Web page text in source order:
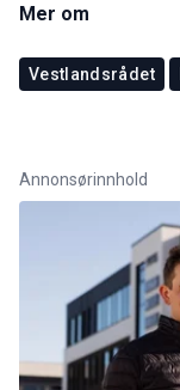
Mer om
Vestlandsrådet
Annonsørinnhold